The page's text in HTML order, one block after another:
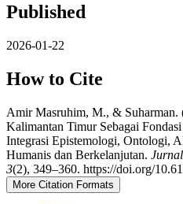
Published
2026-01-22
How to Cite
Amir Masruhim, M., &
Kalimantan Timur Sebagai
Integrasi Epistemologi, Ontologi,
Humanis dan Berkelanjutan.
3(2), 349–360. https://doi.org/
More Citation Formats